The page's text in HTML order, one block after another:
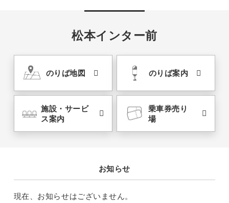
松本インター前
のりば地図 のりば案内
施設・サービ
ス案内
乗車券売り
場
お知らせ
現在、お知らせはございません。